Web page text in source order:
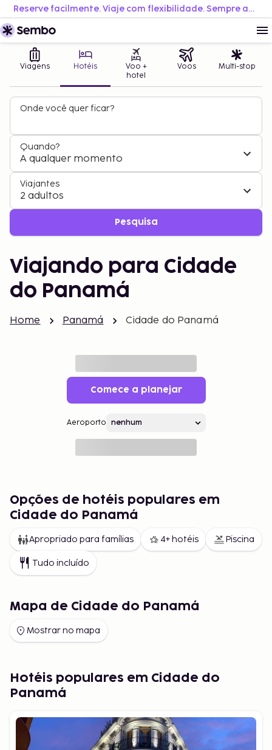
Reserve facilmente. Viaje com flexibilidade. Sempre ao melhor preço.
Viagens Hotéis
Voo +
hotel
Voos Multi-stop
Onde você quer ficar?
Quando?
A qualquer momento
Viajantes
2 adultos
Pesquisa
Viajando para Cidade
do Panamá
Home Panamá Cidade do Panamá
Comece a planejar
Aeroporto
Opções de hotéis populares em
Cidade do Panamá
Apropriado para famílias 4+ hotéis Piscina
Tudo incluído
Mapa de Cidade do Panamá
Mostrar no mapa
Hotéis populares em Cidade do
Panamá